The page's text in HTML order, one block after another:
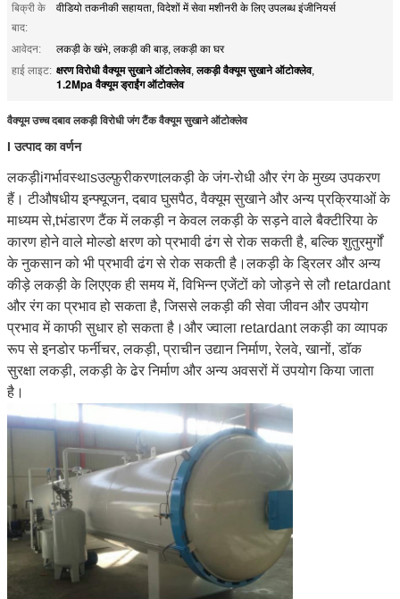
बिक्री के
बाद:
वीडियो तकनीकी सहायता, विदेशों में सेवा मशीनरी के लिए उपलब्ध इंजीनियर्स
आवेदन:
लकड़ी के खंभे, लकड़ी की बाड़, लकड़ी का घर
हाई लाइट: क्षरण विरोधी वैक्यूम सुखाने ऑटोक्लेव,लकड़ी वैक्यूम सुखाने ऑटोक्लेव,
1.2Mpa वैक्यूम ड्राईंग ऑटोक्लेव
वैक्यूम उच्च दबाव लकड़ी विरोधी जंग टैंक वैक्यूम सुखाने ऑटोक्लेव
I उत्पाद का वर्णन
लकड़ीiगर्भावस्थाsउल्फ़ुरीकरणtलकड़ी के जंग-रोधी और रंग के मुख्य उपकरण
हैं। टीऔषधीय इन्फ्यूजन, दबाव घुसपैठ, वैक्यूम सुखाने और अन्य प्रक्रियाओं के
माध्यम से,tभंडारण टैंक में लकड़ी न केवल लकड़ी के सड़ने वाले बैक्टीरिया के
कारण होने वाले मोल्डो क्षरण को प्रभावी ढंग से रोक सकती है, बल्कि शुतुरमुर्गों
के नुकसान को भी प्रभावी ढंग से रोक सकती है।लकड़ी के ड्रिलर और अन्य
कीड़े लकड़ी के लिएएक ही समय में, विभिन्न एजेंटों को जोड़ने से लौ retardant
और रंग का प्रभाव हो सकता है, जिससे लकड़ी की सेवा जीवन और उपयोग
प्रभाव में काफी सुधार हो सकता है। और ज्वाला retardant लकड़ी का व्यापक
रूप से इनडोर फर्नीचर, लकड़ी, प्राचीन उद्यान निर्माण, रेलवे, खानों, डॉक
सुरक्षा लकड़ी, लकड़ी के ढेर निर्माण और अन्य अवसरों में उपयोग किया जाता
है।